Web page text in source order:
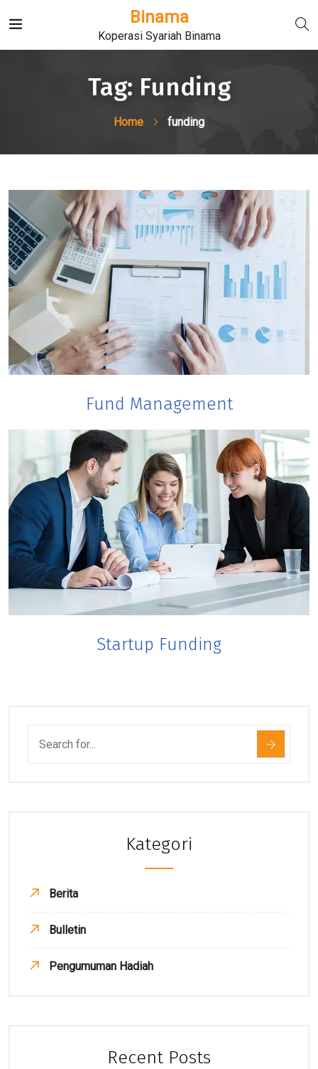
Binama
Koperasi Syariah Binama
Tag: Funding
Home funding
Fund Management
Startup Funding
Kategori
Berita
Bulletin
Pengumuman Hadiah
Recent Posts